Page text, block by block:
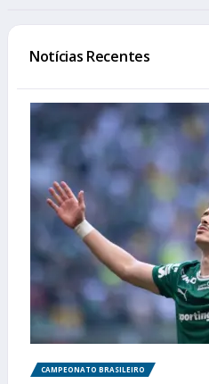
Notícias Recentes
CAMPEONATO BRASILEIRO